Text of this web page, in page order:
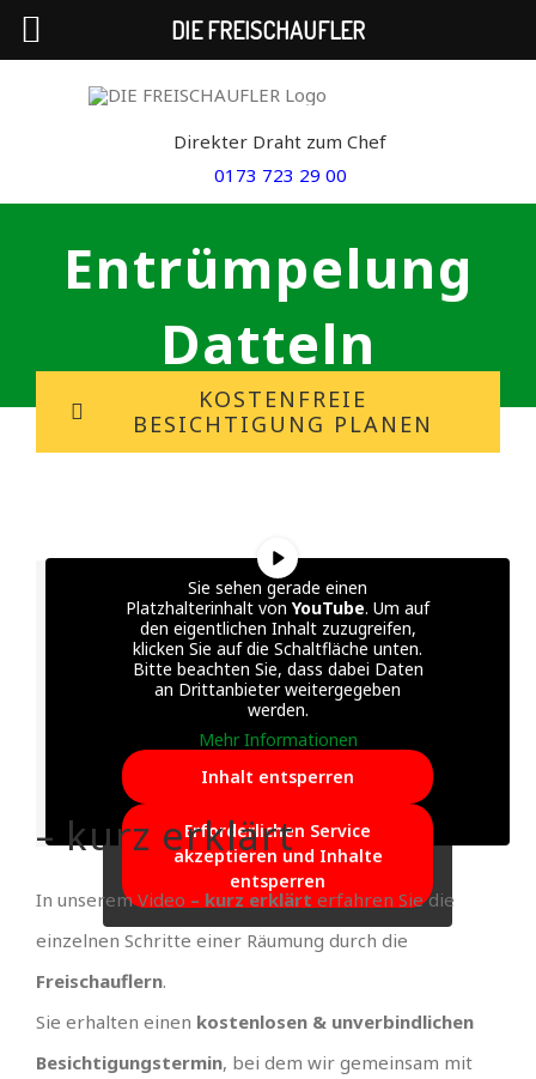
Direkter Draht zum Chef
0173 723 29 00
Entrümpelung
Datteln
KOSTENFREIE
BESICHTIGUNG PLANEN
Sie sehen gerade einen
Platzhalterinhalt von YouTube. Um auf
den eigentlichen Inhalt zuzugreifen,
klicken Sie auf die Schaltfläche unten.
Bitte beachten Sie, dass dabei Daten
an Drittanbieter weitergegeben
werden.
Mehr Informationen
Inhalt entsperren
Erforderlichen Service
akzeptieren und Inhalte
entsperren
– kurz erklärt
In unserem Video – kurz erklärt erfahren Sie die
einzelnen Schritte einer Räumung durch die
Freischauflern.
Sie erhalten einen kostenlosen & unverbindlichen
Besichtigungstermin, bei dem wir gemeinsam mit
DIE FREISCHAUFLER